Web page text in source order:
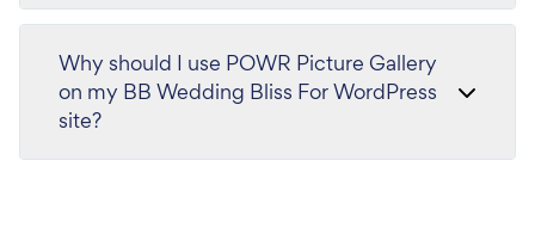
Why should I use POWR Picture Gallery
on my BB Wedding Bliss For WordPress
site?